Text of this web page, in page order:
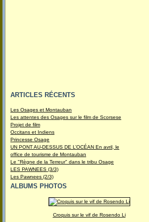
ARTICLES RÉCENTS
Les Osages et Montauban
Les attentes des Osages sur le film de Scorsese
Projet de film
Occitans et Indiens
Princesse Osage
UN PONT AU-DESSUS DE L’OCÉAN En avril, le
office de tourisme de Montauban
Le "Règne de la Terreur" dans le tribu Osage
LES PAWNEES (3/3)
Les Pawnees (2/3)
ALBUMS PHOTOS
Croquis sur le vif de Rosendo Li